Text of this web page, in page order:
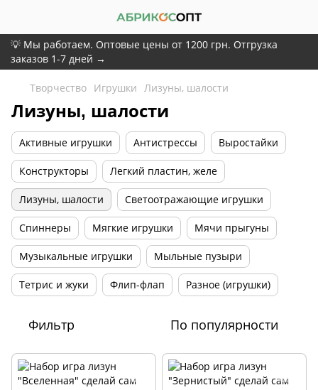
💡 Мы работаем. Оптовые цены от 1200 грн. Отгрузка
заказов 1-7 дней →
Творчество Игрушки Лизуны, шалости
Лизуны, шалости
Активные игрушки Антистрессы Выростайки
Конструкторы Легкий пластин, желе
Лизуны, шалости Светоотражающие игрушки
Спиннеры Мягкие игрушки Мячи прыгуны
Музыкальные игрушки Мыльные пузыри
Тетрис и жуки Флип-флап Разное (игрушки)
Фильтр По популярности